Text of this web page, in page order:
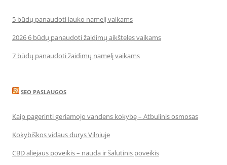
5 būdų panaudoti lauko namelį vaikams
2026 6 būdų panaudoti žaidimų aikšteles vaikams
7 būdų panaudoti žaidimų namelį vaikams
SEO PASLAUGOS
Kaip pagerinti geriamojo vandens kokybę – Atbulinis osmosas
Kokybiškos vidaus durys Vilniuje
CBD aliejaus poveikis – nauda ir šalutinis poveikis